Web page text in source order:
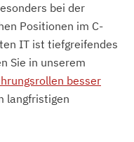
bei der
Positionen im C-
IT ist tiefgreifendes
Sie in unserem
besser
langfristigen